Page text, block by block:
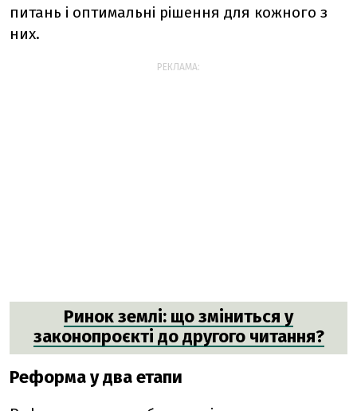
питань і оптимальні рішення для кожного з
них.
РЕКЛАМА:
Ринок землі: що зміниться у
законопроєкті до другого читання?
Реформа у два етапи